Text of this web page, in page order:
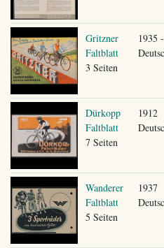
Gritzner
Faltblatt
3 Seiten
1935
Dürkopp
Faltblatt
7 Seiten
1912
Wanderer
Faltblatt
5 Seiten
1937